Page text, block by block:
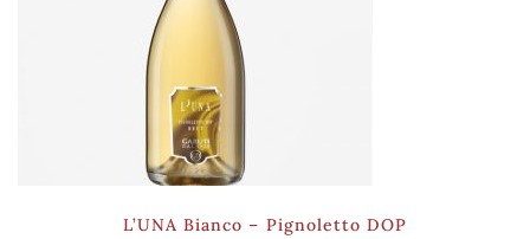
L’UNA Bianco – Pignoletto DOP